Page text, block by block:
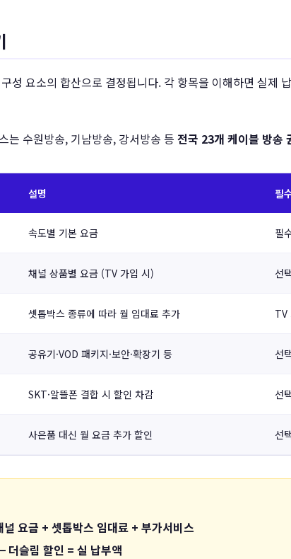
성 요소의 합산으로 결정됩니다. 각 항목을 이해하면 실제
는 수원방송, 기남방송, 강서방송 등 전국 23개 케이블 방송
설명 필
속도별 기본 요금 필
채널 상품별 요금 (TV 가입 시) 선
셋톱박스 종류에 따라 월 임대료 추가 TV
공유기·VOD 패키지·보안·확장기 등 선
SKT·알뜰폰 결합 시 할인 차감 선
사은품 대신 월 요금 추가 할인 선
요금 + 셋톱박스 임대료 + 부가서비스
더슬림 할인 = 실 납부액